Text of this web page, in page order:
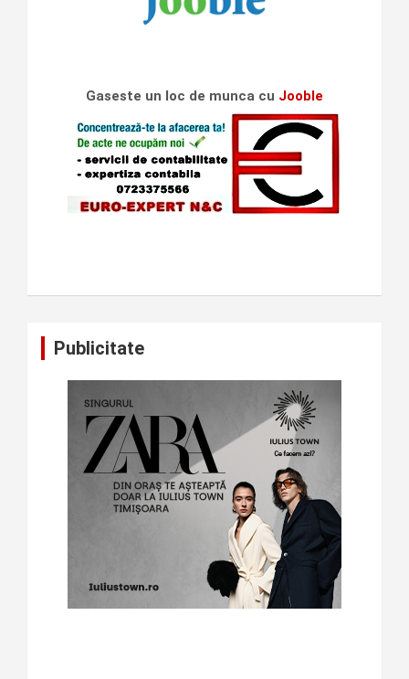
Gaseste un loc de munca cu Jooble
Publicitate